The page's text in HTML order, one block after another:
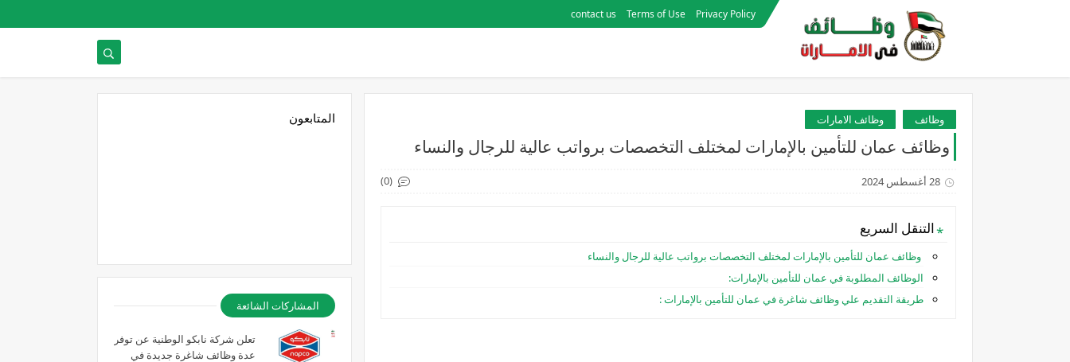
Privacy Policy
Terms of Use
contact us
وظائف وظائف الامارات
وظائف عمان للتأمين بالإمارات لمختلف التخصصات برواتب عالية للرجال والنساء
28 أغسطس 2024 (0)
التنقل السريع
وظائف عمان للتأمين بالإمارات لمختلف التخصصات برواتب عالية للرجال والنساء
الوظائف المطلوبة في عمان للتأمين بالإمارات:
طريقة التقديم علي وظائف شاغرة في عمان للتأمين بالإمارات :
المتابعون
المشاركات الشائعة
تعلن شركة نابكو الوطنية عن توفر
عدة وظائف شاغرة جديدة في